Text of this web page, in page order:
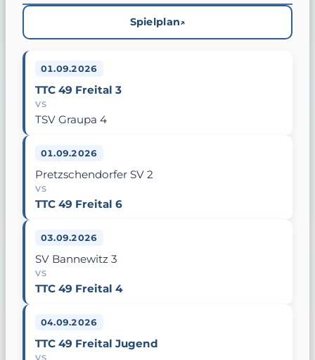
Spielplan
01.09.2026
TTC 49 Freital 3
VS
TSV Graupa 4
01.09.2026
Pretzschendorfer SV 2
VS
TTC 49 Freital 6
03.09.2026
SV Bannewitz 3
VS
TTC 49 Freital 4
04.09.2026
TTC 49 Freital Jugend